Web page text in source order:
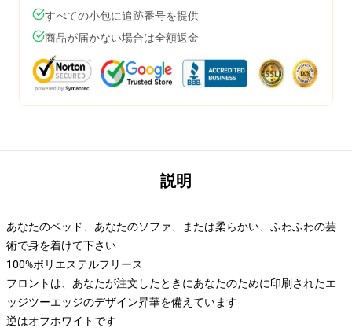
すべての小包に追跡番号を提供
商品が届かない場合は全額返金
説明
あなたのベッド、あなたのソファ、または柔らかい、ふわふわの芸
術で身を着けて下さい
100%ポリエステルフリース
フロントは、あなたが注文したときにあなたのために印刷されたエ
ッジツーエッジのデザイン昇華を備えています
逆はオフホワイトです